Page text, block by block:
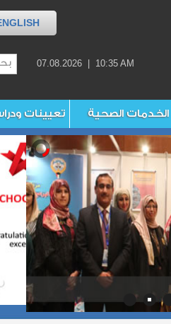
07.08.2026 | 10:35 AM
الخدمات الصحية تعيينات